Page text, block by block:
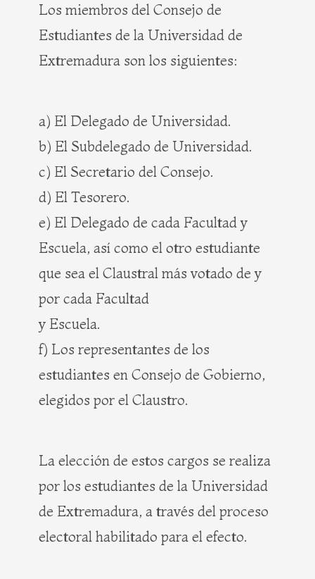
Los miembros del Consejo de
Estudiantes de la Universidad de
Extremadura son los siguientes:
a) El Delegado de Universidad.
b) El Subdelegado de Universidad.
c) El Secretario del Consejo.
d) El Tesorero.
e) El Delegado de cada Facultad y
Escuela, así como el otro estudiante
que sea el Claustral más votado de y
por cada Facultad
y Escuela.
f) Los representantes de los
estudiantes en Consejo de Gobierno,
elegidos por el Claustro.
La elección de estos cargos se realiza
por los estudiantes de la Universidad
de Extremadura, a través del proceso
electoral habilitado para el efecto.